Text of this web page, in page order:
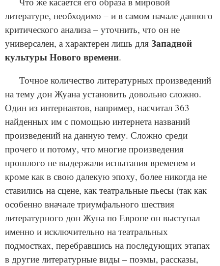
литературе, необходимо – и в самом начале данного
критического анализа – уточнить, что он не
универсален, а характерен лишь для Западной
культуры Нового времени.
Точное количество литературных произведений
на тему дон Жуана установить довольно сложно.
Один из интернавтов, например, насчитал 363
найденных им с помощью интернета названий
произведений на данную тему. Сложно среди
прочего и потому, что многие произведения
прошлого не выдержали испытания временем и
кроме как в свою далекую эпоху, более никогда не
ставились на сцене, как театральные пьесы (так как
особенно вначале триумфального шествия
литературного дон Жуна по Европе он выступал
именно и исключительно на театральных
подмостках, перебравшись на последующих этапах
в другие литературные виды – поэмы, рассказы,